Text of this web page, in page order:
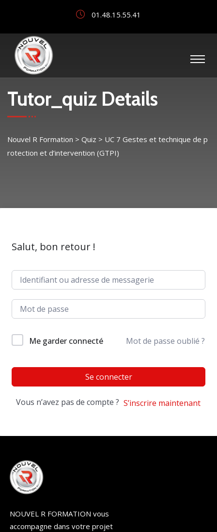
01.48.15.55.41
Tutor_quiz Details
Nouvel R Formation > Quiz > UC 7 Gestes et technique de p
rotection et d’intervention (GTPI)
Salut, bon retour !
Me garder connecté Mot de passe oublié ?
Se connecter
Vous n’avez pas de compte ? S’inscrire maintenant
NOUVEL R FORMATION vous
accompagne dans votre projet